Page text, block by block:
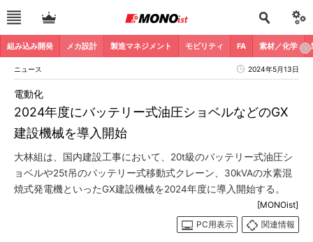
組み込み開発 メカ設計 製造マネジメント モビリティ FA 素材／化学
ニュース 2024年5月13日
2024年度にバッテリー式油圧ショベルなどのGX
建設機械を導入開始
電動化
大林組は、国内建設工事において、20t級のバッテリー式油圧シ
ョベルや25t吊のバッテリー式移動式クレーン、30kVAの水素混
焼式発電機といったGX建設機械を2024年度に導入開始する。
[MONOist]
PC用表示
関連情報